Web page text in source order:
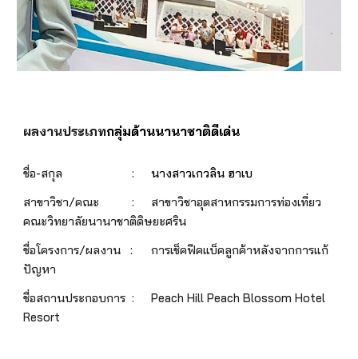
ผลงานประเภทกลุ่มด้านนานาชาติดีเด่น
ชื่อ-สกุล :
นางสาวเกวลิน ฮาเบ
สาขาวิชา/คณะ
:
สาขาวิชาอุตสาหกรรมการท่องเที่ยว
คณะวิทยาลัยนานาชาติดิษยะศริน
ชื่อโครงการ/ผลงาน :
การเช็คฟีคแบ็คลูกค้าหลังจากการแก้
ปัญหา
ชื่อสถานประกอบการ :
Peach Hill Peach Blossom Hotel
Resort